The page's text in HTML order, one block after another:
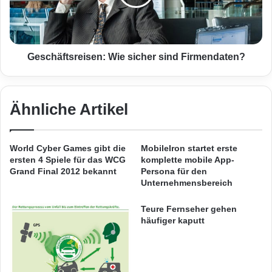
Beim Erwerb eines Zeitpasses für Geo.de
greift das bekannte LaterPay Prinzip: Mit nur
zwei Klicks und ohne vorherige Registrierung
wurden.
b
e
i
O
ä
f
t
s
e
:
W
i
e
c
Geschäftsreisen: Wie sicher sind Firmendaten?
Ähnliche Artikel
World Cyber Games gibt die
ersten 4 Spiele für das WCG
Grand Final 2012 bekannt
MobileIron startet erste
komplette mobile App-
Persona für den
Unternehmensbereich
Teure Fernseher gehen
häufiger kaputt